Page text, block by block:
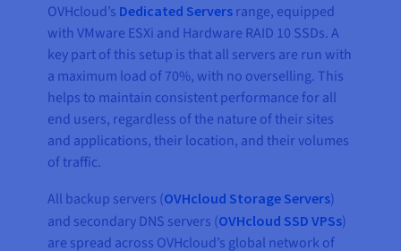
OVHcloud’s Dedicated Servers range, equipped
with VMware ESXi and Hardware RAID 10 SSDs. A
key part of this setup is that all servers are run with
a maximum load of 70%, with no overselling. This
helps to maintain consistent performance for all
end users, regardless of the nature of their sites
and applications, their location, and their volumes
of traffic.
All backup servers (OVHcloud Storage Servers)
and secondary DNS servers (OVHcloud SSD VPSs)
are spread across OVHcloud’s global network of